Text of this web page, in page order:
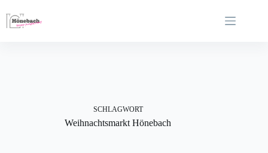
Inhalt
springen
SCHLAGWORT
Weihnachtsmarkt Hönebach